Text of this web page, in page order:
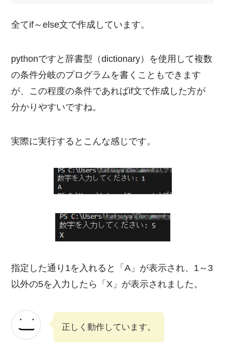
全てif～else文で作成しています。
pythonですと辞書型（dictionary）を使用して複数
の条件分岐のプログラムを書くこともできます
が、この程度の条件であればif文で作成した方が
分かりやすいですね。
実際に実行するとこんな感じです。
指定した通り1を入れると「A」が表示され、1～3
以外の5を入力したら「X」が表示されました。
正しく動作しています。